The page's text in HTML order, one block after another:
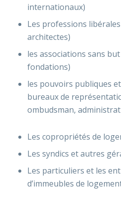
internationaux)
Les professions
architectes)
les associations sans
fondations)
les pouvoirs publiques
bureaux de
ombudsman,
Les copropriétés de
Les syndics et autres
Les particuliers et les
d’immeubles de